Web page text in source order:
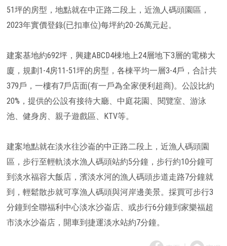
51坪的房型，地點就在中正路二段上，近漁人碼頭園區，
2023年實價登錄(已扣車位)每坪約20-26萬元起。
建案基地約692坪，興建ABCD4棟地上24層地下3層的電梯大
廈，規劃1-4房11-51坪的房型，各棟平均一層3-4戶，合計共
379戶，一樓有7戶店面(有一戶為全家便利超商)。公設比約
20%，提供的公設有接待大廳、中庭花園、閱覽室、游泳
池、健身房、親子遊戲區、KTV等。
建案地點就在淡水往沙崙的中正路二段上，近漁人碼頭園
區，步行至輕軌淡水漁人碼頭站約5分鐘，步行約10分鐘可
到淡水福容大飯店，濱淡水河的漁人碼頭步道走路7分鐘就
到，輕鬆散步就可享漁人碼頭與河岸邊美景。採買可步行3
分鐘到全聯福利中心淡水沙崙店、或步行6分鐘到家樂福超
市淡水沙崙店，開車到捷運淡水站約7分鐘。